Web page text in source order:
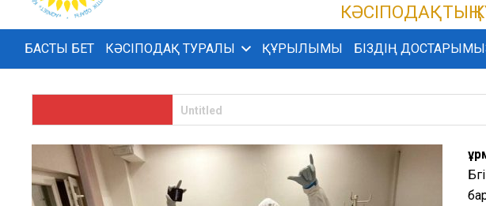
КӘСІПОДАҚТЫҢ
БАСТЫ БЕТ КӘСІПОДАҚ ТУРАЛЫ ҚҰРЫЛЫМЫ БІЗДІҢ
#15354